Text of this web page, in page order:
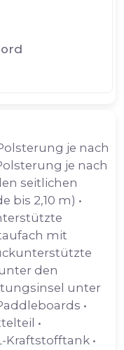
je nach
je nach
seitlichen
bis 2,10 m) •
mit
den
unter
•
•
Kraftstofftank •